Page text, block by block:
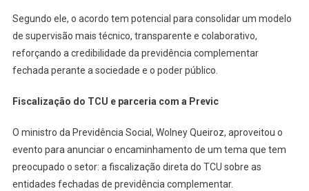
Segundo ele, o acordo tem potencial para consolidar um modelo
de supervisão mais técnico, transparente e colaborativo,
reforçando a credibilidade da previdência complementar
fechada perante a sociedade e o poder público.
Fiscalização do TCU e parceria com a Previc
O ministro da Previdência Social, Wolney Queiroz, aproveitou o
evento para anunciar o encaminhamento de um tema que tem
preocupado o setor: a fiscalização direta do TCU sobre as
entidades fechadas de previdência complementar.